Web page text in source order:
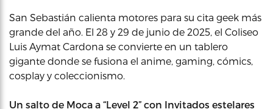
San Sebastián calienta motores para su cita geek más
grande del año. El 28 y 29 de junio de 2025, el Coliseo
Luis Aymat Cardona se convierte en un tablero
gigante donde se fusiona el anime, gaming, cómics,
cosplay y coleccionismo.
Un salto de Moca a “Level 2” con Invitados estelares